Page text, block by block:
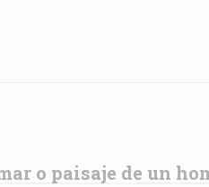
o paisaje de un